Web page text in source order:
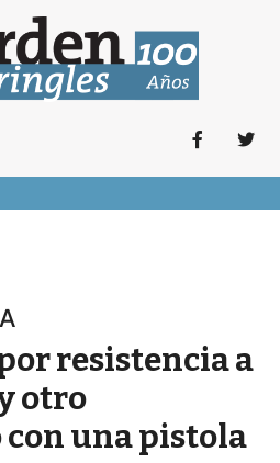
resistencia a
otro
una pistola